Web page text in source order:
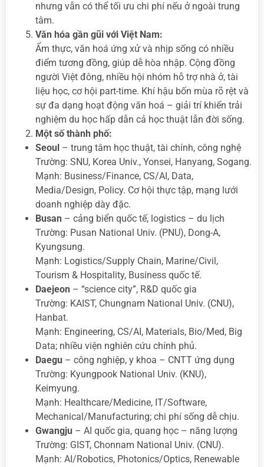
nhưng vẫn có thể tối ưu chi phí nếu ở ngoài trung
tâm.
Văn hóa gần gũi với Việt Nam:
Ẩm thực, văn hoá ứng xử và nhịp sống có nhiều
điểm tương đồng, giúp dễ hòa nhập. Cộng đồng
người Việt đông, nhiều hội nhóm hỗ trợ nhà ở, tài
liệu học, cơ hội part-time. Khí hậu bốn mùa rõ rệt và
sự đa dạng hoạt động văn hoá – giải trí khiến trải
nghiệm du học hấp dẫn cả học thuật lẫn đời sống.
Một số thành phố:
Seoul – trung tâm học thuật, tài chính, công nghệ
Trường: SNU, Korea Univ., Yonsei, Hanyang, Sogang.
Mạnh: Business/Finance, CS/AI, Data,
Media/Design, Policy. Cơ hội thực tập, mạng lưới
doanh nghiệp dày đặc.
Busan – cảng biển quốc tế, logistics – du lịch
Trường: Pusan National Univ. (PNU), Dong-A,
Kyungsung.
Mạnh: Logistics/Supply Chain, Marine/Civil,
Tourism & Hospitality, Business quốc tế.
Daejeon – “science city”, R&D quốc gia
Trường: KAIST, Chungnam National Univ. (CNU),
Hanbat.
Mạnh: Engineering, CS/AI, Materials, Bio/Med, Big
Data; nhiều viện nghiên cứu chính phủ.
Daegu – công nghiệp, y khoa – CNTT ứng dụng
Trường: Kyungpook National Univ. (KNU),
Keimyung.
Mạnh: Healthcare/Medicine, IT/Software,
Mechanical/Manufacturing; chi phí sống dễ chịu.
Gwangju – AI quốc gia, quang học – năng lượng
Trường: GIST, Chonnam National Univ. (CNU).
Mạnh: AI/Robotics, Photonics/Optics, Renewable